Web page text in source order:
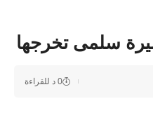
سلمى تخرجها
0 د للقراءة